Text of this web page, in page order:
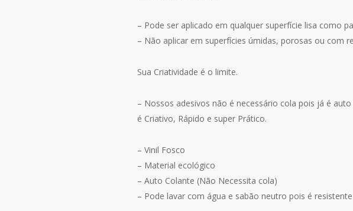
– Pode ser aplicado em qualquer superfície lisa como
– Não aplicar em superfícies úmidas, porosas ou com
Sua Criatividade é o limite.
– Nossos adesivos não é necessário cola pois já é
é Criativo, Rápido e super Prático.
– Vinil Fosco
– Material ecológico
– Auto Colante (Não Necessita cola)
– Pode lavar com água e sabão neutro pois é resistente